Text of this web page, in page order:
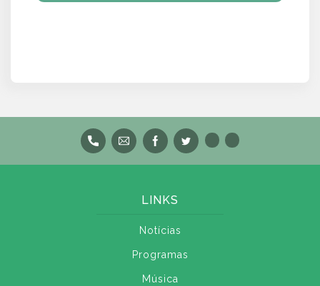
LINKS
Notícias
Programas
Música